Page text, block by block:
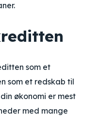
som et
som et redskab til
økonomi er mest
med mange